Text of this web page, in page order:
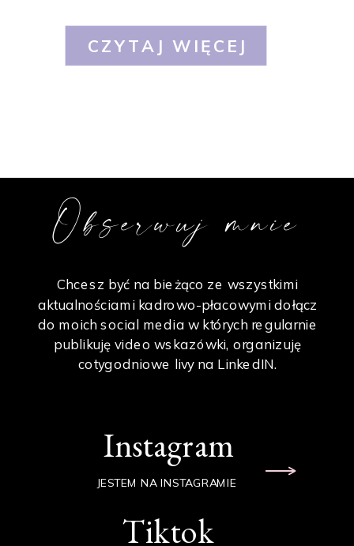
CZYTAJ WIĘCEJ
Obserwuj mnie
Instagram
Chcesz być na bieżąco ze wszystkimi
aktualnościami kadrowo-płacowymi dołącz
do moich social media w których regularnie
publikuję video wskazówki, organizuję
cotygodniowe livy na LinkedIN.
Tiktok
JESTEM NA INSTAGRAMIE